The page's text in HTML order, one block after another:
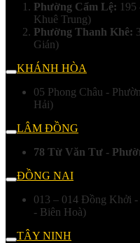
Phường Cẩm Lệ:
Khuê Trung)
Phường Thanh Khê:
Gián)
KHÁNH HÒA
05 Phong Châu -
Hải)
LÂM ĐỒNG
78 Từ Văn Tư -
ĐỒNG NAI
013 – 014 Đồng Khởi -
- Biên Hoà)
TÂY NINH